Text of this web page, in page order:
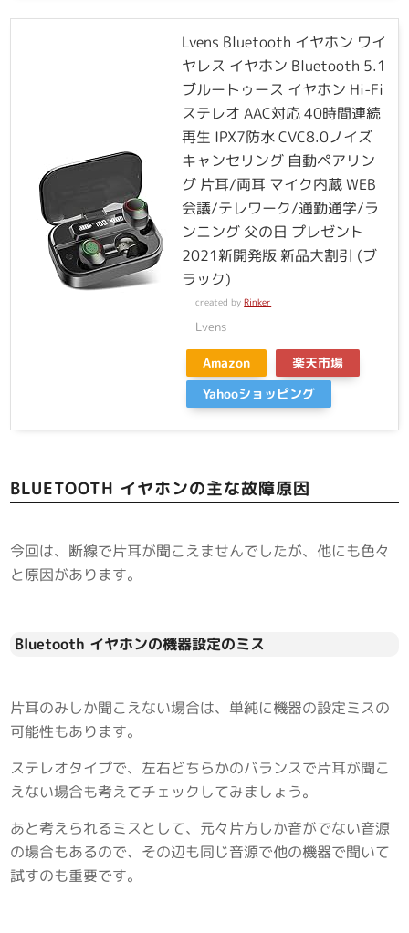
Lvens Bluetooth イヤホン ワイ
ヤレス イヤホン Bluetooth 5.1
ブルートゥース イヤホン Hi-Fi
ステレオ AAC対応 40時間連続
再生 IPX7防水 CVC8.0ノイズ
キャンセリング 自動ペアリン
グ 片耳/両耳 マイク内蔵 WEB
会議/テレワーク/通勤通学/ラ
ンニング 父の日 プレゼント
2021新開発版 新品大割引 (ブ
ラック)
created byRinker
Lvens
Amazon
楽天市場
Yahooショッピング
BLUETOOTH イヤホンの主な故障原因
今回は、断線で片耳が聞こえませんでしたが、他にも色々
と原因があります。
Bluetooth イヤホンの機器設定のミス
片耳のみしか聞こえない場合は、単純に機器の設定ミスの
可能性もあります。
ステレオタイプで、左右どちらかのバランスで片耳が聞こ
えない場合も考えてチェックしてみましょう。
あと考えられるミスとして、元々片方しか音がでない音源
の場合もあるので、その辺も同じ音源で他の機器で聞いて
試すのも重要です。